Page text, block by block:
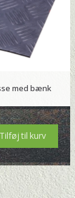
med bænk
Tilføj til kurv